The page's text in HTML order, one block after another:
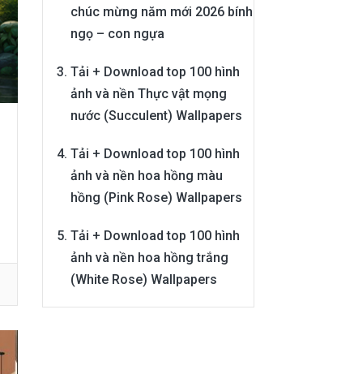
chúc mừng năm mới 2026 bính
ngọ – con ngựa
Tải + Download top 100 hình
ảnh và nền Thực vật mọng
nước (Succulent) Wallpapers
Tải + Download top 100 hình
ảnh và nền hoa hồng màu
hồng (Pink Rose) Wallpapers
Tải + Download top 100 hình
ảnh và nền hoa hồng trắng
(White Rose) Wallpapers